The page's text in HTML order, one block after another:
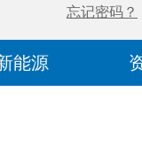
能源